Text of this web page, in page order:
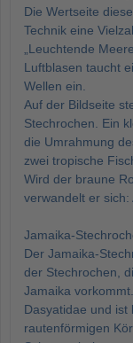
Die Wertseite
Technik eine
„Leuchtende
Luftblasen taucht
Wellen ein.
Auf der Bildseite
Stechrochen. Ein
die Umrahmung
zwei tropische
Wird der braune
verwandelt er sich:
Jamaika-
Der Jamaika-
der Stechrochen,
Jamaika
Dasyatidae und ist
rautenförmigen